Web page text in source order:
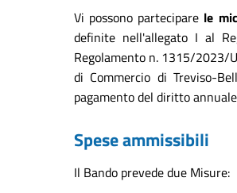
Vi possono partecipare le
definite nell'allegato I al
Regolamento n. 1315/2023/
di Commercio di Treviso-
pagamento del diritto
Spese ammissibili
Il Bando prevede due Misure: